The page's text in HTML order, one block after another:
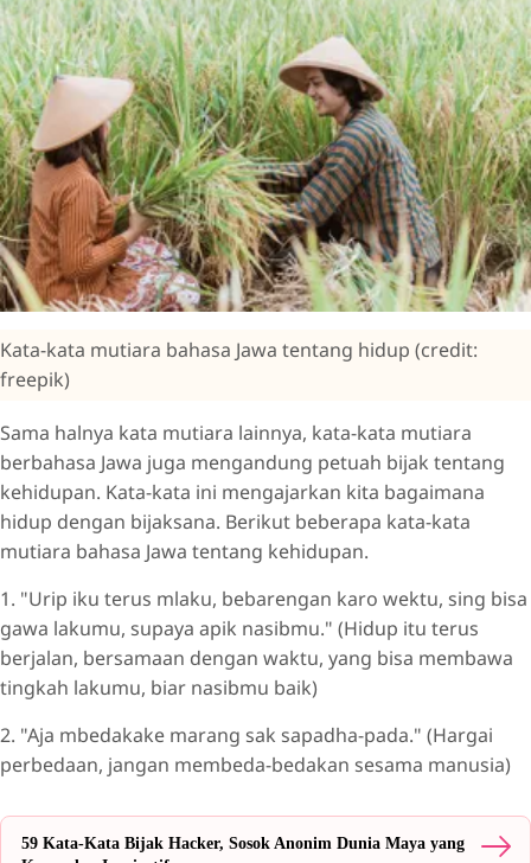
Kata-kata mutiara bahasa Jawa tentang hidup (credit:
freepik)
Sama halnya kata mutiara lainnya, kata-kata mutiara
berbahasa Jawa juga mengandung petuah bijak tentang
kehidupan. Kata-kata ini mengajarkan kita bagaimana
hidup dengan bijaksana. Berikut beberapa kata-kata
mutiara bahasa Jawa tentang kehidupan.
1. "Urip iku terus mlaku, bebarengan karo wektu, sing bisa
gawa lakumu, supaya apik nasibmu." (Hidup itu terus
berjalan, bersamaan dengan waktu, yang bisa membawa
tingkah lakumu, biar nasibmu baik)
2. "Aja mbedakake marang sak sapadha-pada." (Hargai
perbedaan, jangan membeda-bedakan sesama manusia)
59 Kata-Kata Bijak Hacker, Sosok Anonim Dunia Maya yang